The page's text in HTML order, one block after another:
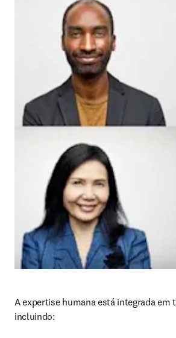
A expertise humana está integrada em
incluindo: